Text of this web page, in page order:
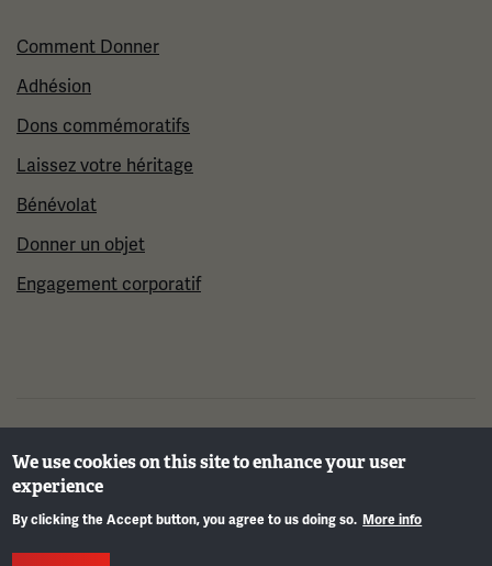
Comment Donner
Adhésion
Dons commémoratifs
Laissez votre héritage
Bénévolat
Donner un objet
Engagement corporatif
©2026 Musée et mémorial national de la Première
Guerre mondiale
We use cookies on this site to enhance your user
experience
By clicking the Accept button, you agree to us doing so. More info